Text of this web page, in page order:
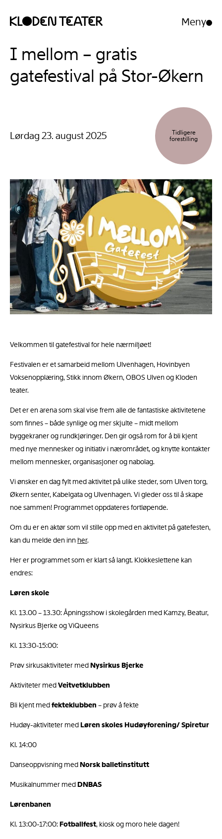
Hopp
innhold
Hopp
navigasjon
Meny
Åpne/
I mellom – gratis
gatefestival på Stor-Økern
Velkommen til gatefestival for hele nærmiljøet!
Festivalen er et samarbeid mellom Ulvenhagen, Hovinbyen
Voksenopplæring, Stikk innom Økern, OBOS Ulven og Kloden
teater.
Det er en arena som skal vise frem alle de fantastiske aktivitetene
som finnes – både synlige og mer skjulte – midt mellom
byggekraner og rundkjøringer. Den gir også rom for å bli kjent
med nye mennesker og initiativ i nærområdet, og knytte kontakter
mellom mennesker, organisasjoner og nabolag.
Vi ønsker en dag fylt med aktivitet på ulike steder, som Ulven torg,
Økern senter, Kabelgata og Ulvenhagen. Vi gleder oss til å skape
noe sammen! Programmet oppdateres fortløpende.
Om du er en aktør som vil stille opp med en aktivitet på gatefesten,
kan du melde den inn her.
Her er programmet som er klart så langt. Klokkeslettene kan
endres:
Løren skole
Kl. 13.00 – 13.30: Åpningsshow i skolegården med Kamzy, Beatur,
Nysirkus Bjerke og ViQueens
Kl. 13:30-15:00:
Prøv sirkusaktiviteter med Nysirkus Bjerke
Aktiviteter medVeitvetklubben
Bli kjent medfekteklubben – prøv å fekte
Hudøy-aktiviteter med Løren skoles Hudøyforening/ Spiretur
Kl. 14:00
Danseoppvisning med Norsk balletinstitutt
Musikalnummer med DNBAS
Lørenbanen
Kl. 13:00-17:00: Fotballfest, kiosk og moro hele dagen!
Lørdag 23. august 2025
Tidligere
forestilling